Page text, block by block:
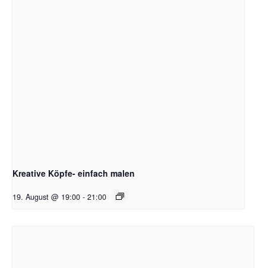
Kreative Köpfe- einfach malen
19. August @ 19:00 - 21:00